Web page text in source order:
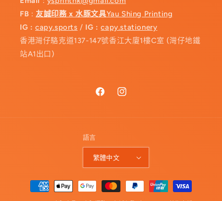
FB :友誠印務 x 水豚文具Yau Shing Printing
IG : capy.sports / IG :capy.stationery
香港灣仔駱克道137-147號香江大廈1樓C室 (灣仔地鐵
站A1出口)
FacebookInstagram
語言
繁體中文
付
款